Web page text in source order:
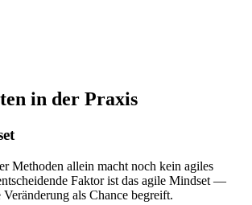
in der Praxis
Methoden allein macht noch kein agiles
Faktor ist das agile Mindset —
als Chance begreift.